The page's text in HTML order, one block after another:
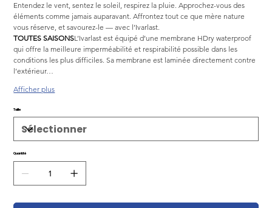
Entendez le vent, sentez le soleil, respirez la pluie. Approchez-vous des
éléments comme jamais auparavant. Affrontez tout ce que mère nature
vous réserve, et savourez-le — avec l’Ivarlast.
TOUTES SAISONSL’Ivarlast est équipé d’une membrane HDry waterproof
qui offre la meilleure imperméabilité et respirabilité possible dans les
conditions les plus difficiles. Sa membrane est laminée directement contre
l’extérieur…
Afficher plus
Taille
Quantité